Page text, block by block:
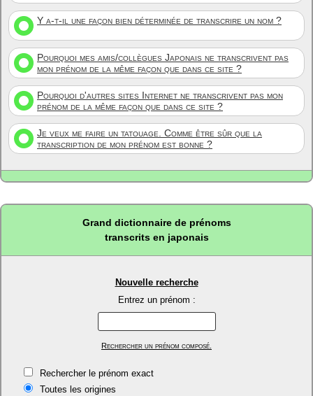
Y a-t-il une façon bien déterminée de transcrire un nom ?
Pourquoi mes amis/collègues Japonais ne transcrivent pas
mon prénom de la même façon que dans ce site ?
Pourquoi d'autres sites Internet ne transcrivent pas mon
prénom de la même façon que dans ce site ?
Je veux me faire un tatouage. Comme être sûr que la
transcription de mon prénom est bonne ?
Grand dictionnaire de prénoms
transcrits en japonais
Nouvelle recherche
Entrez un prénom :
Rechercher un prénom composé.
Rechercher le prénom exact
Toutes les origines